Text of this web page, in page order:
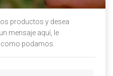
productos y desea
mensaje aquí, le
podamos.